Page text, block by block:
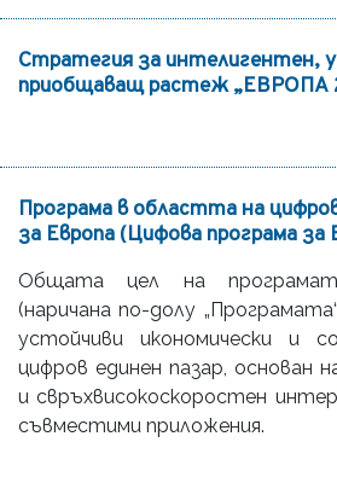
Стратегия за интелигентен,
приобщаващ растеж „ЕВРОПА
Програма в областта на
за Европа (Цифова програма за
Общата цел на
(наричана по-долу
устойчиви икономически и
цифров единен пазар, основан
и свръхвисокоскоростен
съвместими приложения.